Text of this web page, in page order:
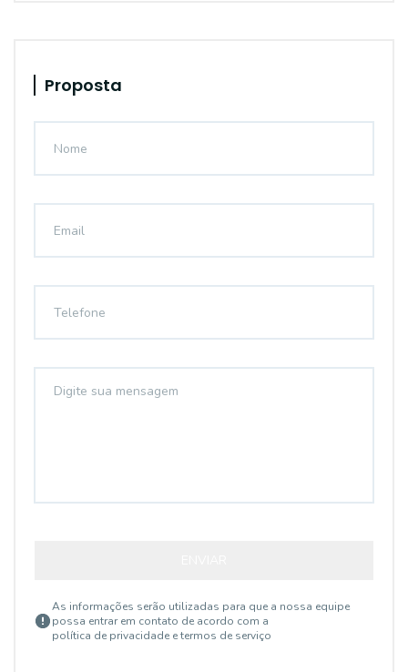
Proposta
As informações serão utilizadas para que a nossa equipe
possa entrar em contato de acordo com a
política de privacidade e termos de serviço